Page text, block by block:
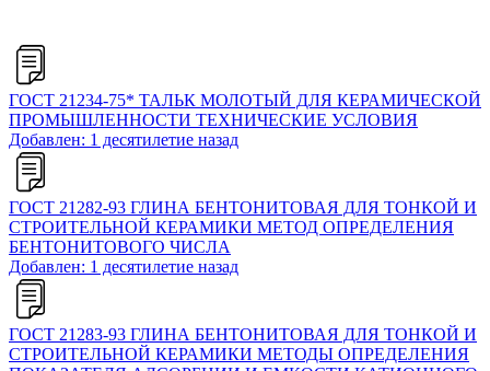
ГОСТ 21234-75* ТАЛЬК МОЛОТЫЙ ДЛЯ КЕРАМИЧЕСКОЙ
ПРОМЫШЛЕННОСТИ ТЕХНИЧЕСКИЕ УСЛОВИЯ
Добавлен: 1 десятилетие назад
ГОСТ 21282-93 ГЛИНА БЕНТОНИТОВАЯ ДЛЯ ТОНКОЙ И
СТРОИТЕЛЬНОЙ КЕРАМИКИ МЕТОД ОПРЕДЕЛЕНИЯ
БЕНТОНИТОВОГО ЧИСЛА
Добавлен: 1 десятилетие назад
ГОСТ 21283-93 ГЛИНА БЕНТОНИТОВАЯ ДЛЯ ТОНКОЙ И
СТРОИТЕЛЬНОЙ КЕРАМИКИ МЕТОДЫ ОПРЕДЕЛЕНИЯ